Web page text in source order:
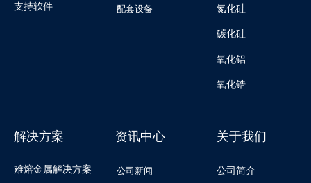
支持软件
配套设备
氮化硅
碳化硅
氧化铝
氧化锆
解决方案
难熔金属解决方案
资讯中心
公司新闻
关于我们
公司简介